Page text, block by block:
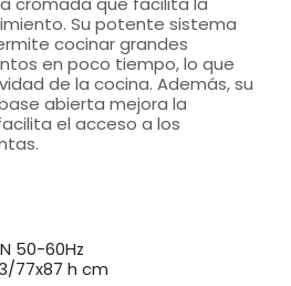
Su potente sistema
cocinar grandes
en poco tiempo, lo que
de la cocina. Además, su
abierta mejora la
el acceso a los
50-60Hz
77x87 h cm